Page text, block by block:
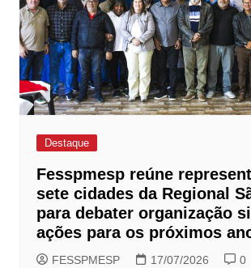
Destaque
Fesspmesp reúne
sete cidades da Regional
para debater organização
ações para os próximos
FESSPMESP 17/07/2026 0